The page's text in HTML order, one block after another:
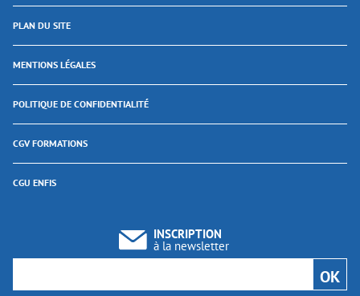
PLAN DU SITE
MENTIONS LÉGALES
POLITIQUE DE CONFIDENTIALITÉ
CGV FORMATIONS
CGU ENFIS
INSCRIPTION
à la newsletter